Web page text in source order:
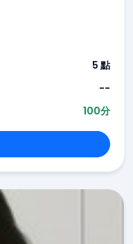
5 點
--
100分